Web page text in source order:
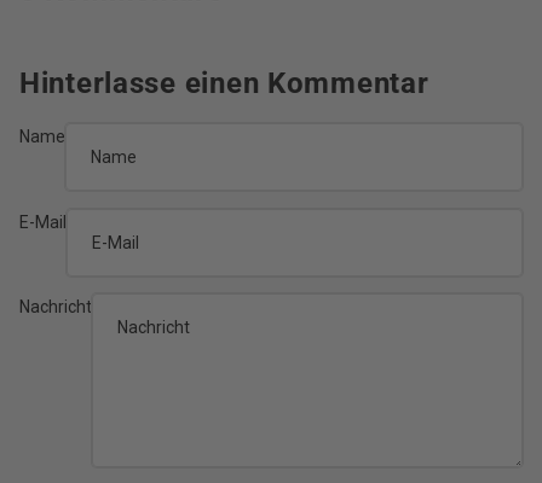
Hinterlasse einen Kommentar
Name
E-Mail
Nachricht